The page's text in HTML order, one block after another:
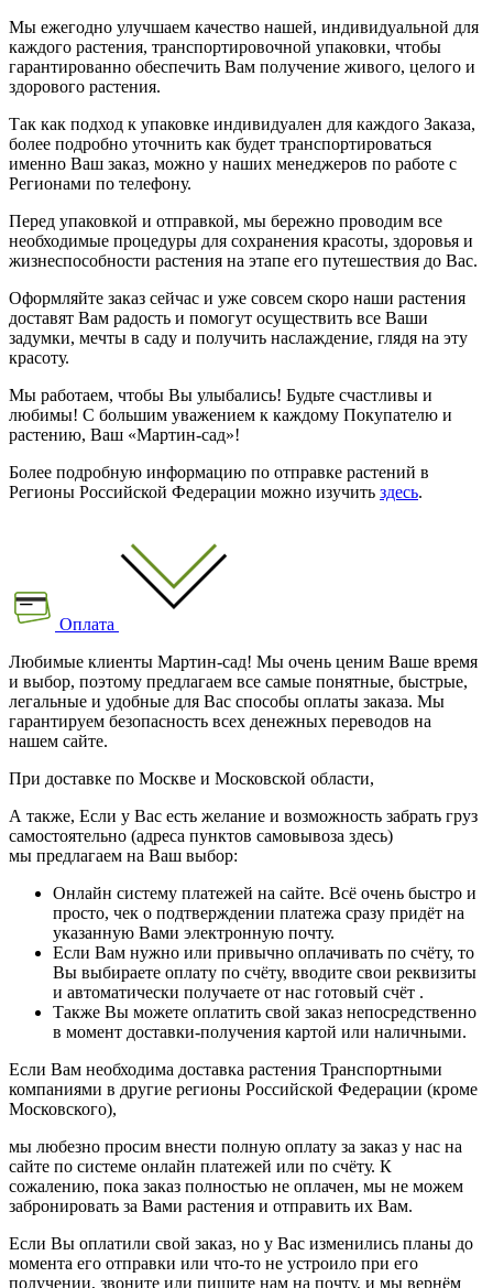
Мы ежегодно улучшаем качество нашей, индивидуальной для
каждого растения, транспортировочной упаковки, чтобы
гарантированно обеспечить Вам получение живого, целого и
здорового растения.
Так как подход к упаковке индивидуален для каждого Заказа,
более подробно уточнить как будет транспортироваться
именно Ваш заказ, можно у наших менеджеров по работе с
Регионами по телефону.
Перед упаковкой и отправкой, мы бережно проводим все
необходимые процедуры для сохранения красоты, здоровья и
жизнеспособности растения на этапе его путешествия до Вас.
Оформляйте заказ сейчас и уже совсем скоро наши растения
доставят Вам радость и помогут осуществить все Ваши
задумки, мечты в саду и получить наслаждение, глядя на эту
красоту.
Мы работаем, чтобы Вы улыбались! Будьте счастливы и
любимы! С большим уважением к каждому Покупателю и
растению, Ваш «Мартин-сад»!
Более подробную информацию по отправке растений в
Регионы Российской Федерации можно изучить здесь.
Оплата
Любимые клиенты Мартин-сад! Мы очень ценим Ваше время
и выбор, поэтому предлагаем все самые понятные, быстрые,
легальные и удобные для Вас способы оплаты заказа. Мы
гарантируем безопасность всех денежных переводов на
нашем сайте.
При доставке по Москве и Московской области,
А также, Если у Вас есть желание и возможность забрать груз
самостоятельно (адреса пунктов самовывоза здесь)
мы предлагаем на Ваш выбор:
Онлайн систему платежей на сайте. Всё очень быстро и
просто, чек о подтверждении платежа сразу придёт на
указанную Вами электронную почту.
Если Вам нужно или привычно оплачивать по счёту, то
Вы выбираете оплату по счёту, вводите свои реквизиты
и автоматически получаете от нас готовый счёт .
Также Вы можете оплатить свой заказ непосредственно
в момент доставки-получения картой или наличными.
Если Вам необходима доставка растения Транспортными
компаниями в другие регионы Российской Федерации (кроме
Московского),
мы любезно просим внести полную оплату за заказ у нас на
сайте по системе онлайн платежей или по счёту. К
сожалению, пока заказ полностью не оплачен, мы не можем
забронировать за Вами растения и отправить их Вам.
Если Вы оплатили свой заказ, но у Вас изменились планы до
момента его отправки или что-то не устроило при его
получении, звоните или пишите нам на почту, и мы вернём